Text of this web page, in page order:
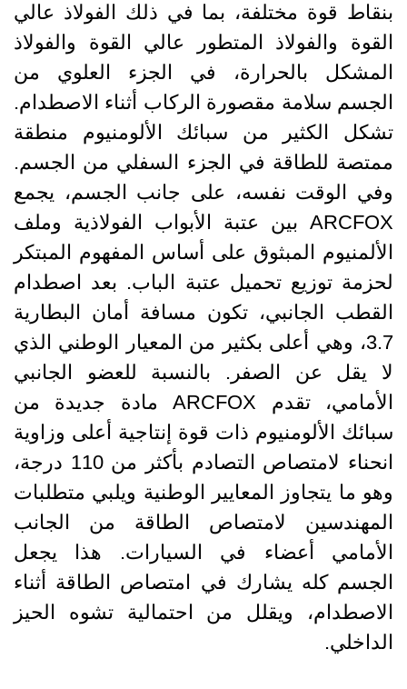
بنقاط قوة مختلفة، بما في ذلك الفولاذ عالي
القوة والفولاذ المتطور عالي القوة والفولاذ
المشكل بالحرارة، في الجزء العلوي من
الجسم سلامة مقصورة الركاب أثناء الاصطدام.
تشكل الكثير من سبائك الألومنيوم منطقة
ممتصة للطاقة في الجزء السفلي من الجسم.
وفي الوقت نفسه، على جانب الجسم، يجمع
ARCFOX بين عتبة الأبواب الفولاذية وملف
الألمنيوم المبثوق على أساس المفهوم المبتكر
لحزمة توزيع تحميل عتبة الباب. بعد اصطدام
القطب الجانبي، تكون مسافة أمان البطارية
3.7، وهي أعلى بكثير من المعيار الوطني الذي
لا يقل عن الصفر. بالنسبة للعضو الجانبي
الأمامي، تقدم ARCFOX مادة جديدة من
سبائك الألومنيوم ذات قوة إنتاجية أعلى وزاوية
انحناء لامتصاص التصادم بأكثر من 110 درجة،
وهو ما يتجاوز المعايير الوطنية ويلبي متطلبات
المهندسين لامتصاص الطاقة من الجانب
الأمامي أعضاء في السيارات. هذا يجعل
الجسم كله يشارك في امتصاص الطاقة أثناء
الاصطدام، ويقلل من احتمالية تشوه الحيز
الداخلي.